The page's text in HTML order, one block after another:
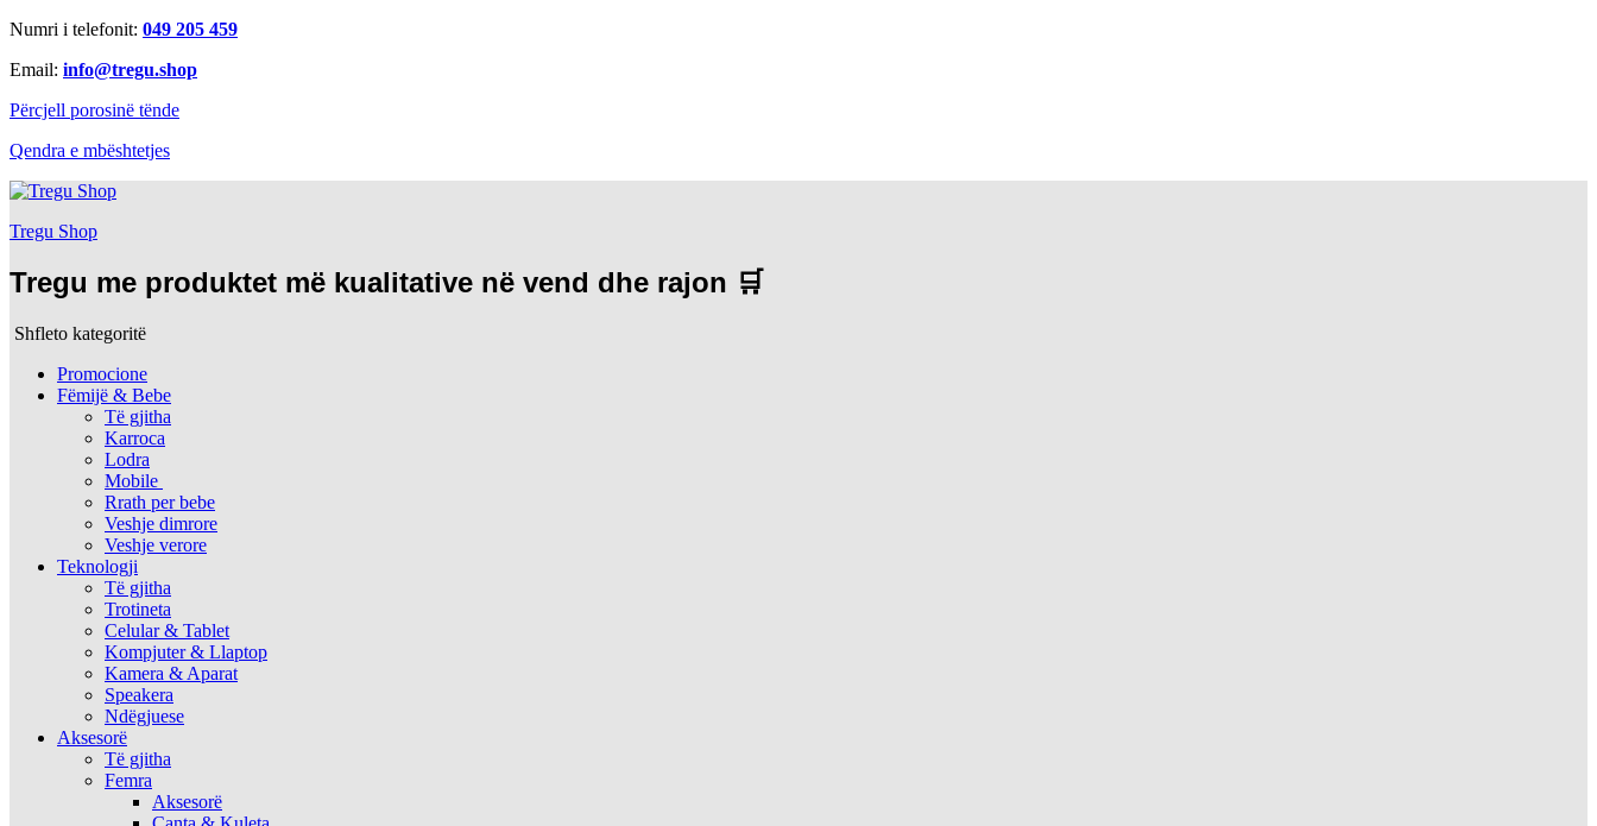
Numri i telefonit: 049 205 459
Email: info@tregu.shop
Përcjell porosinë tënde
Qendra e mbështetjes
Tregu Shop
Tregu me produktet më kualitative në vend dhe rajon 🛒
Shfleto kategoritë
Promocione
Fëmijë & Bebe
Të gjitha
Karroca
Lodra
Mobile
Rrath per bebe
Veshje dimrore
Veshje verore
Teknologji
Të gjitha
Trotineta
Celular & Tablet
Kompjuter & Llaptop
Kamera & Aparat
Speakera
Ndëgjuese
Aksesorë
Të gjitha
Femra
Aksesorë